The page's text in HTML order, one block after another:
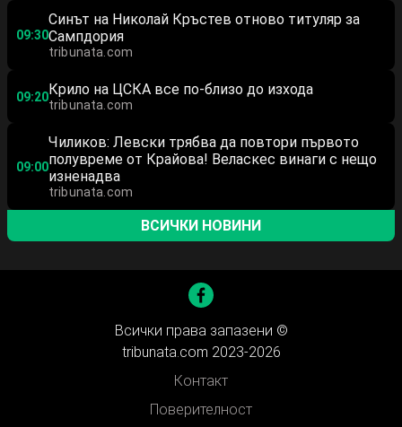
09:30
Синът на Николай Кръстев отново титуляр за
Сампдория
tribunata.com
09:20Крило на ЦСКА все по-близо до изхода
tribunata.com
09:00
Чиликов: Левски трябва да повтори първото
полувреме от Крайова! Веласкес винаги с нещо
изненадва
tribunata.com
ВСИЧКИ НОВИНИ
Всички права запазени ©
tribunata.com 2023-2026
Контакт
Поверителност